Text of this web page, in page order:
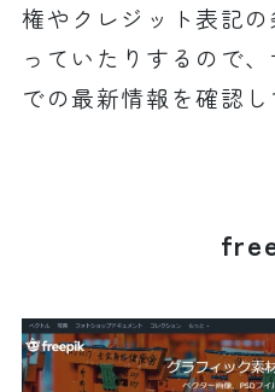
権やクレジット表記
っていたりするので
での最新情報を確認し